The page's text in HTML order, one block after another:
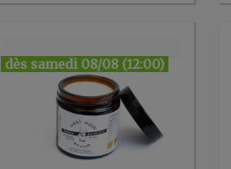
dès samedi 08/08 (12:00)